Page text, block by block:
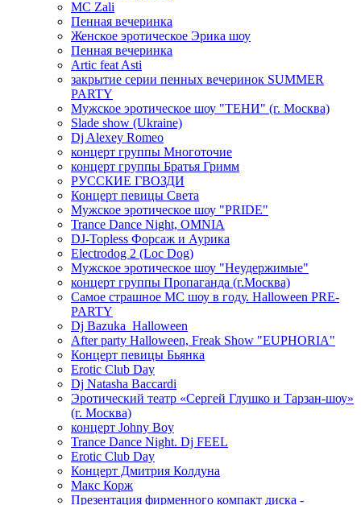
MC Zali
Пенная вечеринка
Женское эротическое Эрика шоу
Пенная вечеринка
Artic feat Asti
закрытие серии пенных вечеринок SUMMER
PARTY
Мужское эротическое шоу "ТЕНИ" (г. Москва)
Slade show (Ukraine)
Dj Alexey Romeo
концерт группы Многоточие
концерт группы Братья Гримм
РУССКИЕ ГВОЗДИ
Концерт певицы Света
Мужское эротическое шоу "PRIDE"
Trance Dance Night, OMNIA
DJ-Topless Форсаж и Аурика
Electrodog 2 (Loc Dog)
Мужское эротическое шоу "Неудержимые"
концерт группы Пропаганда (г.Москва)
Самое страшное МС шоу в году. Halloween PRE-
PARTY
Dj Bazuka_Halloween
After party Halloween, Freak Show "EUPHORIA"
Концерт певицы Бьянка
Erotic Club Day
Dj Natasha Baccardi
Эротический театр «Сергей Глушко и Тарзан-шоу»
(г. Москва)
концерт Johny Boy
Trance Dance Night. Dj FEEL
Erotic Club Day
Концерт Дмитрия Колдуна
Макс Корж
Презентация фирменного компакт диска -